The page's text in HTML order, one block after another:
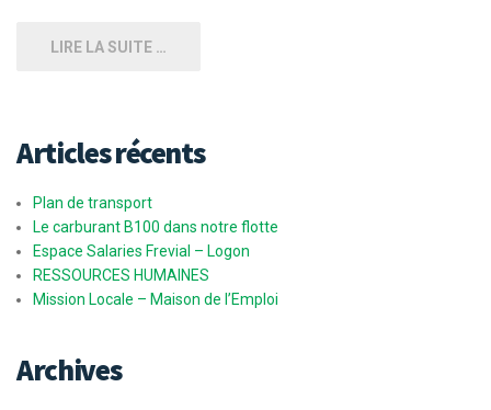
LIRE LA SUITE …
Articles récents
Plan de transport
Le carburant B100 dans notre flotte
Espace Salaries Frevial – Logon
RESSOURCES HUMAINES
Mission Locale – Maison de l’Emploi
Archives